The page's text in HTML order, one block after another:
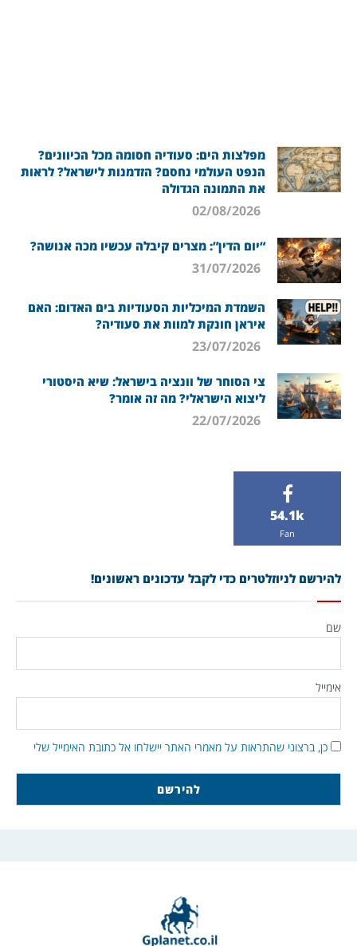
מפלצות הים: סעודיה חסומה מכל הכיוונים?
הנפט העולמי נחסם? הזדמנות לישראל? לראות
את התמונה הגדולה
“יום הדין”: מצרים קיבלה עכשיו מכה אנושה?
השמדת המיכליות הסעודיות בים האדום: האם
איראן חונקת למוות את סעודיה?
צי הסוחר של וונציה בישראל: שיא היסטורי
ליצוא הישראלי? מה זה אומר?
54.1k
Fan
להירשם לניוזלטרים כדי לקבל עדכונים ראשונים!
שם
אימייל
כן, ברצוני שהתראות על מאמרי האתר יישלחו אל כתובת האימייל שלי